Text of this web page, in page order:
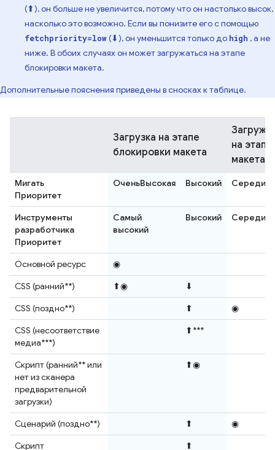
(⬆), он больше не увеличится, потому что он настолько высок,
насколько это возможно. Если вы понизите его с помощью
fetchpriority=low(⬇), он уменьшится только до high , а не
ниже. В обоих случаях он может загружаться на этапе
блокировки макета.
Дополнительные пояснения приведены в сносках к таблице.
Загрузка на этапе
блокировки макета
на
макета.
Мигать
Приоритет
ОченьВысокая Высокий Середина
Инструменты
разработчика
Приоритет
Самый
высокий
Высокий Середина
Основной ресурс
◉
CSS (ранний**)
⬆◉
⬇
CSS (поздно**)
⬆
◉
CSS (несоответствие
медиа***)
⬆***
Скрипт (ранний** или
нет из сканера
предварительной
загрузки)
⬆◉
Сценарий (поздно**) ⬆
◉
Скрипт
⬆